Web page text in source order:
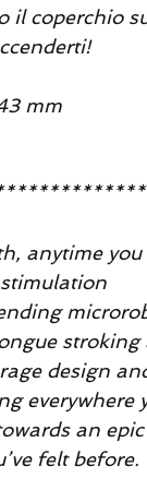
il coperchio
mm
anytime you
stroking
design
everywhere
an epic
felt before.